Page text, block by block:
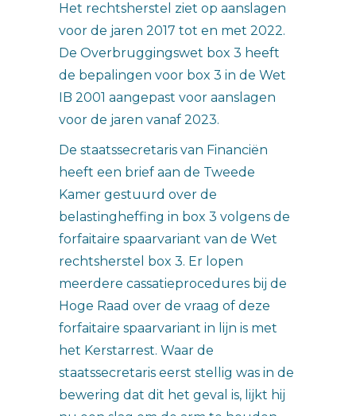
Het rechtsherstel ziet op aanslagen
voor de jaren 2017 tot en met 2022.
De Overbruggingswet box 3 heeft
de bepalingen voor box 3 in de Wet
IB 2001 aangepast voor aanslagen
voor de jaren vanaf 2023.
De staatssecretaris van Financiën
heeft een brief aan de Tweede
Kamer gestuurd over de
belastingheffing in box 3 volgens de
forfaitaire spaarvariant van de Wet
rechtsherstel box 3. Er lopen
meerdere cassatieprocedures bij de
Hoge Raad over de vraag of deze
forfaitaire spaarvariant in lijn is met
het Kerstarrest. Waar de
staatssecretaris eerst stellig was in de
bewering dat dit het geval is, lijkt hij